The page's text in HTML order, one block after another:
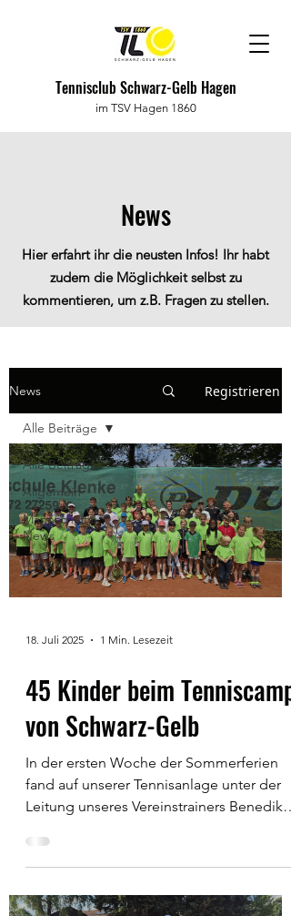
Tennisclub Schwarz-Gelb Hagen
im TSV Hagen 1860
News
Hier erfahrt ihr die neusten Infos! Ihr habt
zudem die Möglichkeit selbst zu
kommentieren, um z.B. Fragen zu stellen.
News Registrieren
Alle Beiträge
Allgemein
Mannschafts-
News
Jugend-News
Alle Beiträge
18. Juli 2025 1 Min. Lesezeit
45 Kinder beim Tenniscamp
von Schwarz-Gelb
In der ersten Woche der Sommerferien
fand auf unserer Tennisanlage unter der
Leitung unseres Vereinstrainers Benedikt